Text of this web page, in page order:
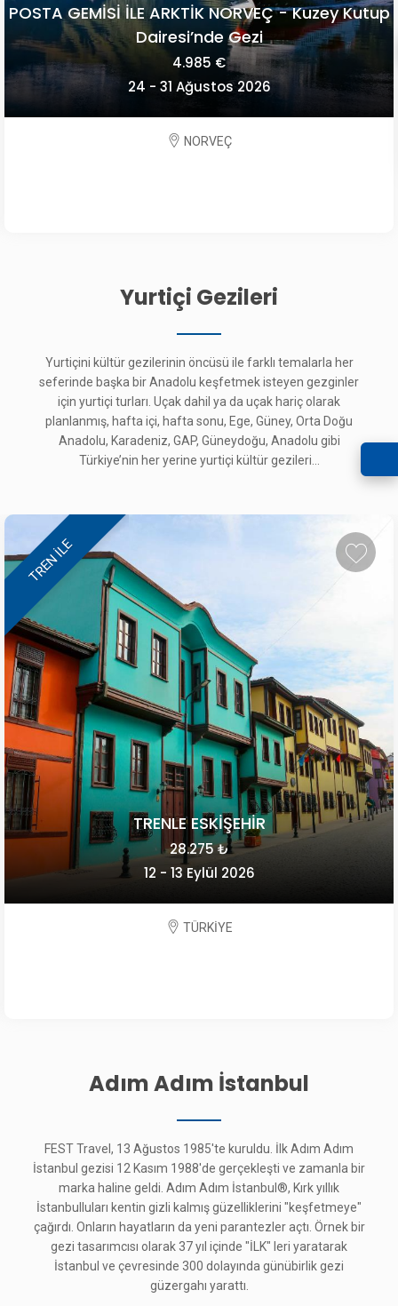
POSTA GEMİSİ İLE ARKTİK NORVEÇ - Kuzey Kutup
Dairesi’nde Gezi
4.985 €
24 - 31 Ağustos 2026
NORVEÇ
Yurtiçi Gezileri
Yurtiçini kültür gezilerinin öncüsü ile farklı temalarla her
seferinde başka bir Anadolu keşfetmek isteyen gezginler
için yurtiçi turları. Uçak dahil ya da uçak hariç olarak
planlanmış, hafta içi, hafta sonu, Ege, Güney, Orta Doğu
Anadolu, Karadeniz, GAP, Güneydoğu, Anadolu gibi
Türkiye’nin her yerine yurtiçi kültür gezileri...
TREN ILE
TRENLE ESKİŞEHİR
28.275 ₺
12 - 13 Eylül 2026
TÜRKİYE
Adım Adım İstanbul
FEST Travel, 13 Ağustos 1985'te kuruldu. İlk Adım Adım
İstanbul gezisi 12 Kasım 1988'de gerçekleşti ve zamanla bir
marka haline geldi. Adım Adım İstanbul®, Kırk yıllık
İstanbulluları kentin gizli kalmış güzelliklerini "keşfetmeye"
çağırdı. Onların hayatların da yeni parantezler açtı. Örnek bir
gezi tasarımcısı olarak 37 yıl içinde "İLK" leri yaratarak
İstanbul ve çevresinde 300 dolayında günübirlik gezi
güzergahı yarattı.